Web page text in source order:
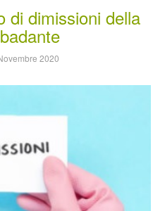
di dimissioni della
2020